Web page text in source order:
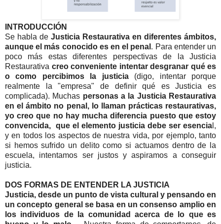
INTRODUCCIÓN
Se habla de Justicia Restaurativa en diferentes ámbitos,
aunque el más conocido es en el penal . Para entender un
poco más estas diferentes perspectivas de la Justicia
Restaurativa creo conveniente intentar desgranar qué es
o como percibimos la justicia (digo, intentar porque
realmente la "empresa" de definir qué es Justicia es
complicada). Muchas personas a la Justicia Restaurativa
en el ámbito no penal, lo llaman prácticas restaurativas,
yo creo que no hay mucha diferencia puesto que estoy
convencida, que el elemento justicia debe ser esencia l,
y en todos los aspectos de nuestra vida, por ejemplo, tanto
si hemos sufrido un delito como si actuamos dentro de la
escuela, intentamos ser justos y aspiramos a conseguir
justicia.
DOS FORMAS DE ENTENDER LA JUSTICIA
Justicia, desde un punto de vista cultural y pensando en
un concepto general se basa en un consenso amplio en
los individuos de la comunidad acerca de lo que es